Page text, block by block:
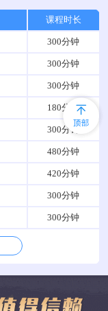
课程时长
300分钟
300分钟
300分钟
180分钟
300分钟
480分钟
420分钟
300分钟
300分钟